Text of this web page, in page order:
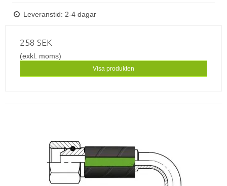
Leveranstid: 2-4 dagar
258 SEK
(exkl. moms)
Visa produkten